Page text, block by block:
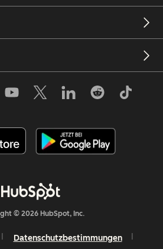
© 2026 HubSpot, Inc.
Datenschutzbestimmungen